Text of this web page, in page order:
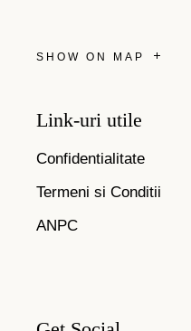
SHOW ON MAP
Link-uri utile
Confidentialitate
Termeni si Conditii
ANPC